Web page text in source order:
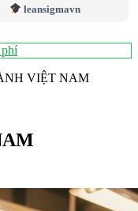
leansigmavn
VIỆT NAM